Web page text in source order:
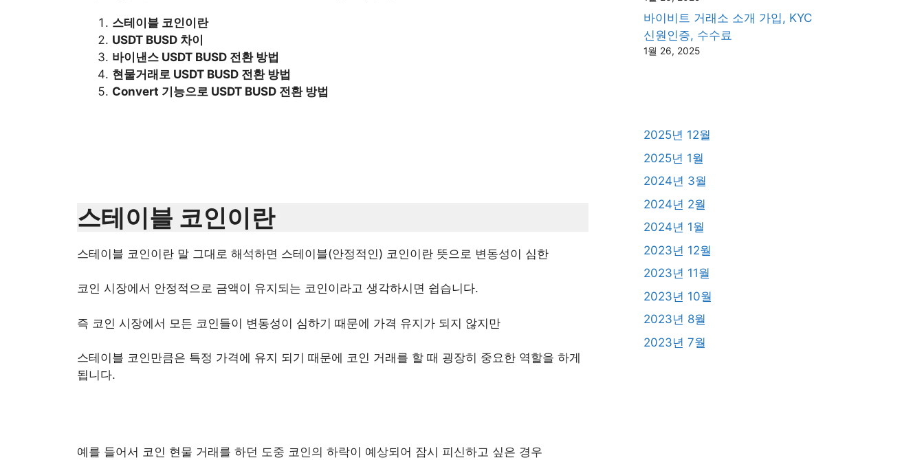
스테이블 코인이란
USDT BUSD 차이
바이낸스 USDT BUSD 전환 방법
현물거래로 USDT BUSD 전환 방법
Convert 기능으로 USDT BUSD 전환 방법
스테이블 코인이란
스테이블 코인이란 말 그대로 해석하면 스테이블(안정적인) 코인이란 뜻으로 변동성이 심한
코인 시장에서 안정적으로 금액이 유지되는 코인이라고 생각하시면 쉽습니다.
즉 코인 시장에서 모든 코인들이 변동성이 심하기 때문에 가격 유지가 되지 않지만
스테이블 코인만큼은 특정 가격에 유지 되기 때문에 코인 거래를 할 때 굉장히 중요한 역할을 하게
됩니다.
예를 들어서 코인 현물 거래를 하던 도중 코인의 하락이 예상되어 잠시 피신하고 싶은 경우
바이비트 거래소 소개 가입, KYC
신원인증, 수수료
1월 26, 2025
2025년 12월
2025년 1월
2024년 3월
2024년 2월
2024년 1월
2023년 12월
2023년 11월
2023년 10월
2023년 8월
2023년 7월